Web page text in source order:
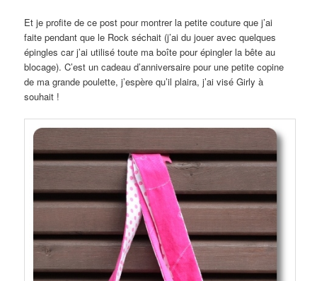
Et je profite de ce post pour montrer la petite couture que j’ai
faite pendant que le Rock séchait (j’ai du jouer avec quelques
épingles car j’ai utilisé toute ma boîte pour épingler la bête au
blocage). C’est un cadeau d’anniversaire pour une petite copine
de ma grande poulette, j’espère qu’il plaira, j’ai visé Girly à
souhait !